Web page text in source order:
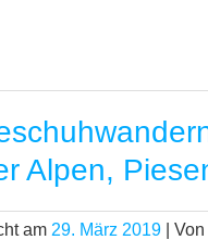
Alpen,
am 29. März 2019 | Von